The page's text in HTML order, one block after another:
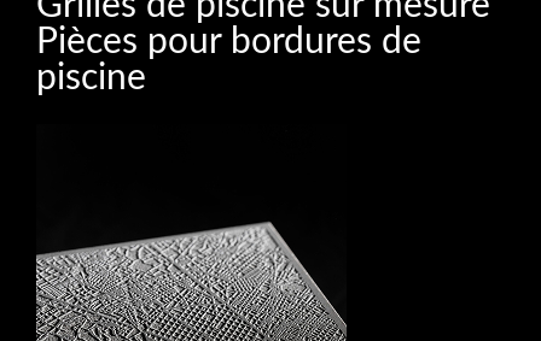
Pièces pour bordures de
piscine